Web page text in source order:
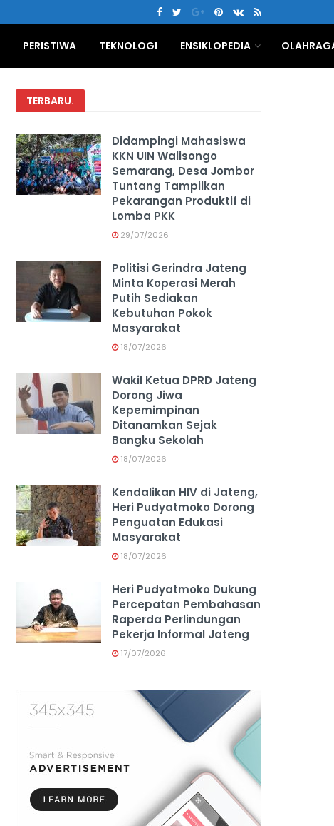
PERISTIWA TEKNOLOGI ENSIKLOPEDIA
TERBARU.
Didampingi Mahasiswa
KKN UIN Walisongo
Semarang, Desa Jombor
Tuntang Tampilkan
Pekarangan Produktif di
Lomba PKK
29/07/2026
Politisi Gerindra Jateng
Minta Koperasi Merah
Putih Sediakan
Kebutuhan Pokok
Masyarakat
18/07/2026
Wakil Ketua DPRD Jateng
Dorong Jiwa
Kepemimpinan
Ditanamkan Sejak
Bangku Sekolah
18/07/2026
Kendalikan HIV di Jateng,
Heri Pudyatmoko Dorong
Penguatan Edukasi
Masyarakat
18/07/2026
Heri Pudyatmoko Dukung
Percepatan Pembahasan
Raperda Perlindungan
Pekerja Informal Jateng
17/07/2026